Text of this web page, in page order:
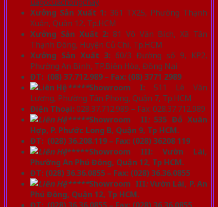
Xưởng Sản Xuất 1: 361 TX25, Phường Thạnh
Xuân, Quận 12, Tp.HCM
Xưởng Sản Xuất 2: 81 Võ Văn Bích, Xã Tân
Thạnh Đông, Huyện Củ Chi, Tp.HCM
Xưởng Sản Xuất 3: 60/3 Đường số 9, KP2,
Phường An Bình, TP.Biên Hòa, Đồng Nai
ĐT: (08) 37.712.989 – Fax: (08) 3771 2989
*****Showroom I: 511 Lê Văn
Lương, Phường Tân Phong, Quận 7, Tp.HCM
Điện Thoại:028.37.712.989 – Fax: 028.37.712.989
*****Showroom II:535 Đỗ Xuân
Hợp, P. Phước Long B, Quận 9, Tp HCM.
ĐT: (028) 36.208.119 – Fax: (028) 36208 119
*****Showroom III: Vườn Lài,
Phường An Phú Đông, Quận 12, Tp HCM.
ĐT: (028) 36.36.0855 – Fax: (028) 36.36.0855
*****Showroom III:Vườn Lài, P. An
Phú Đông, Quận 12, Tp HCM.
ĐT: (028) 36.36.0855 – Fax: (028) 36.36.0855